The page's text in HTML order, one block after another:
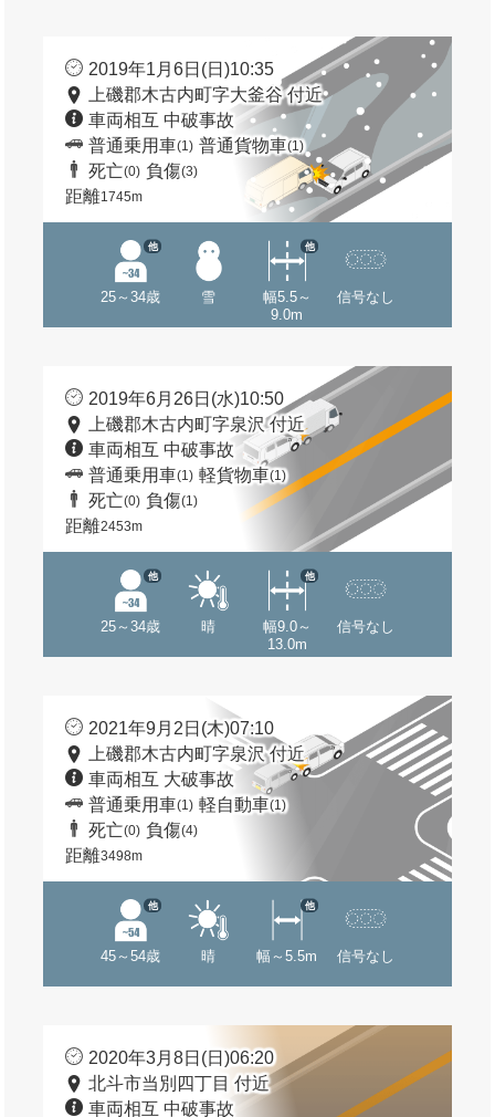
2019年1月6日(日)10:35
上磯郡木古内町字大釜谷 付近
車両相互 中破事故
普通乗用車(1) 普通貨物車(1)
死亡(0) 負傷(3)
距離1745m
25～34歳
他
雪
幅5.5～
9.0m
他
信号なし
2019年6月26日(水)10:50
上磯郡木古内町字泉沢 付近
車両相互 中破事故
普通乗用車(1) 軽貨物車(1)
死亡(0) 負傷(1)
距離2453m
25～34歳
他
晴
幅9.0～
13.0m
他
信号なし
2021年9月2日(木)07:10
上磯郡木古内町字泉沢 付近
車両相互 大破事故
普通乗用車(1) 軽自動車(1)
死亡(0) 負傷(4)
距離3498m
45～54歳
他
晴 幅～5.5m
他
信号なし
2020年3月8日(日)06:20
北斗市当別四丁目 付近
車両相互 中破事故